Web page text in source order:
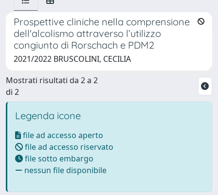
Prospettive cliniche nella comprensione
dell'alcolismo attraverso l’utilizzo
congiunto di Rorschach e PDM2
2021/2022 BRUSCOLINI, CECILIA
Mostrati risultati da 2 a 2
di 2
Legenda icone
file ad accesso aperto
file ad accesso riservato
file sotto embargo
nessun file disponibile